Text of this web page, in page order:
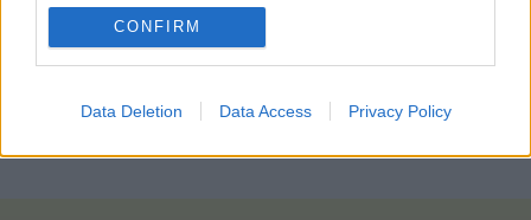
CONFIRM
Data Deletion Data Access Privacy Policy
στα 3,8 εκατομμύρια σε 25 χρόνια, εξηγούν.
Ο μέσος μισθός τον Νοέμβριο στην Κροατία